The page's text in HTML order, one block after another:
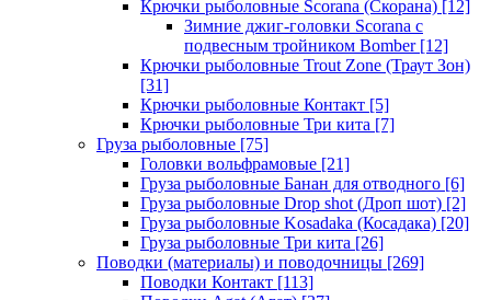
Крючки рыболовные Scorana (Скорана) [12]
Зимние джиг-головки Scorana с
подвесным тройником Bomber[12]
Крючки рыболовные Trout Zone (Траут Зон)
[31]
Крючки рыболовные Контакт [5]
Крючки рыболовные Три кита [7]
Груза рыболовные [75]
Головки вольфрамовые [21]
Груза рыболовные Банан для отводного [6]
Груза рыболовные Drop shot (Дроп шот) [2]
Груза рыболовные Kosadaka (Косадака) [20]
Груза рыболовные Три кита [26]
Поводки (материалы) и поводочницы [269]
Поводки Контакт [113]